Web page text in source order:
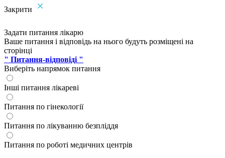
Закрити
Задати питання лікарю
Ваше питання і відповідь на нього будуть розміщені на
сторінці
" Питання-відповіді "
Виберіть напрямок питання
Інші питання лікареві
Питання по гінекології
Питання по лікуванню безпліддя
Питання по роботі медичних центрів